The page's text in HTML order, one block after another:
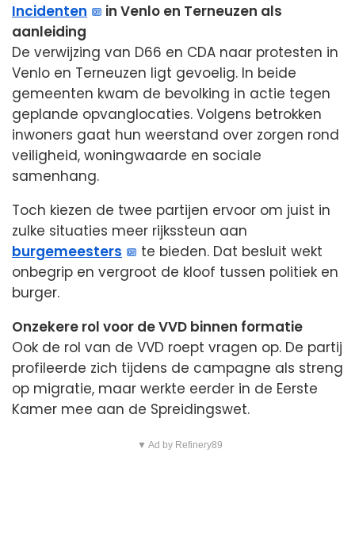
Incidenten
in Venlo en Terneuzen als
aanleiding
De verwijzing van D66 en CDA naar protesten in
Venlo en Terneuzen ligt gevoelig. In beide
gemeenten kwam de bevolking in actie tegen
geplande opvanglocaties. Volgens betrokken
inwoners gaat hun weerstand over zorgen rond
veiligheid, woningwaarde en sociale
samenhang.
Toch kiezen de twee partijen ervoor om juist in
zulke situaties meer rijkssteun aan
burgemeesters
te bieden. Dat besluit wekt
onbegrip en vergroot de kloof tussen politiek en
burger.
Onzekere rol voor de VVD binnen formatie
Ook de rol van de VVD roept vragen op. De partij
profileerde zich tijdens de campagne als streng
op migratie, maar werkte eerder in de Eerste
Kamer mee aan de Spreidingswet.
▼ Ad by Refinery89